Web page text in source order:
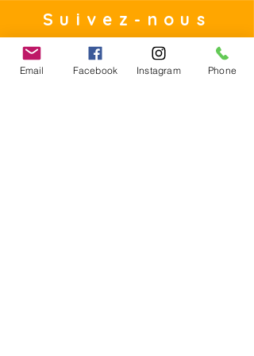
cinéma
Suivez-nous
Email Facebook Instagram Phone